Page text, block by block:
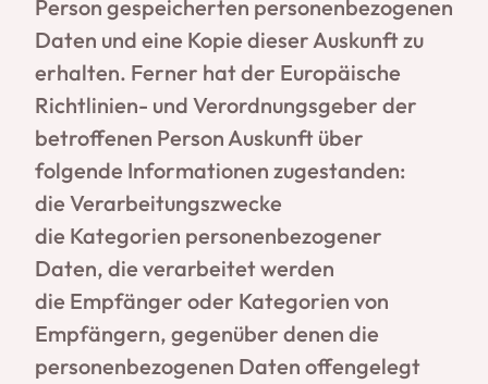
Person gespeicherten personenbezogenen
Daten und eine Kopie dieser Auskunft zu
erhalten. Ferner hat der Europäische
Richtlinien- und Verordnungsgeber der
betroffenen Person Auskunft über
folgende Informationen zugestanden:
die Verarbeitungszwecke
die Kategorien personenbezogener
Daten, die verarbeitet werden
die Empfänger oder Kategorien von
Empfängern, gegenüber denen die
personenbezogenen Daten offengelegt